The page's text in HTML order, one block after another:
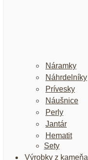
Náramky
Náhrdelníky
Prívesky
Náušnice
Perly
Jantár
Hematit
Sety
Výrobky z kameňa